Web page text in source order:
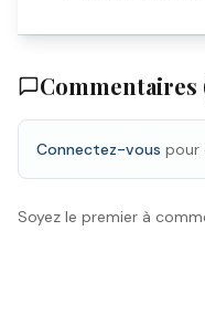
Commentaires
Connectez-vous pour
Soyez le premier à